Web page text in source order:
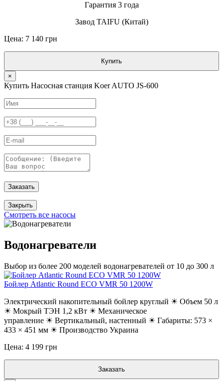
Гарантия 3 года
Завод TAIFU (Китай)
Цена: 7 140 грн
Купить
×
Купить Насосная станция Koer AUTO JS-600
Заказать
Закрыть
Смотреть все насосы
Водонагреватели
Выбор из более 200 моделей водонагревателей от 10 до 300 л
Бойлер Atlantic Round ECO VMR 50 1200W
Электрический накопительный бойлер круглый ☀ Объем 50 л
☀ Мокрый ТЭН 1,2 кВт ☀ Механическое
управление ☀ Вертикальный, настенный ☀ Габариты: 573 ×
433 × 451 мм ☀ Производство Украина
Цена: 4 199 грн
Заказать